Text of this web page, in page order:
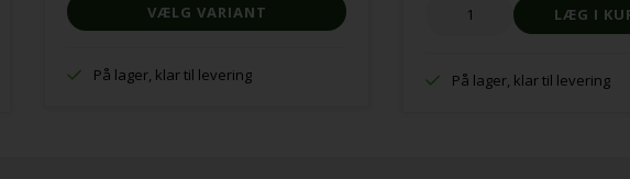
VÆLG VARIANT
På lager, klar til levering På lager, klar til levering